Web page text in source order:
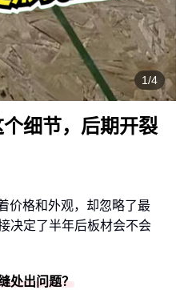
1/4
细节，后期开裂
价格和外观，却忽略了最
决定了半年后板材会不会
处出问题？